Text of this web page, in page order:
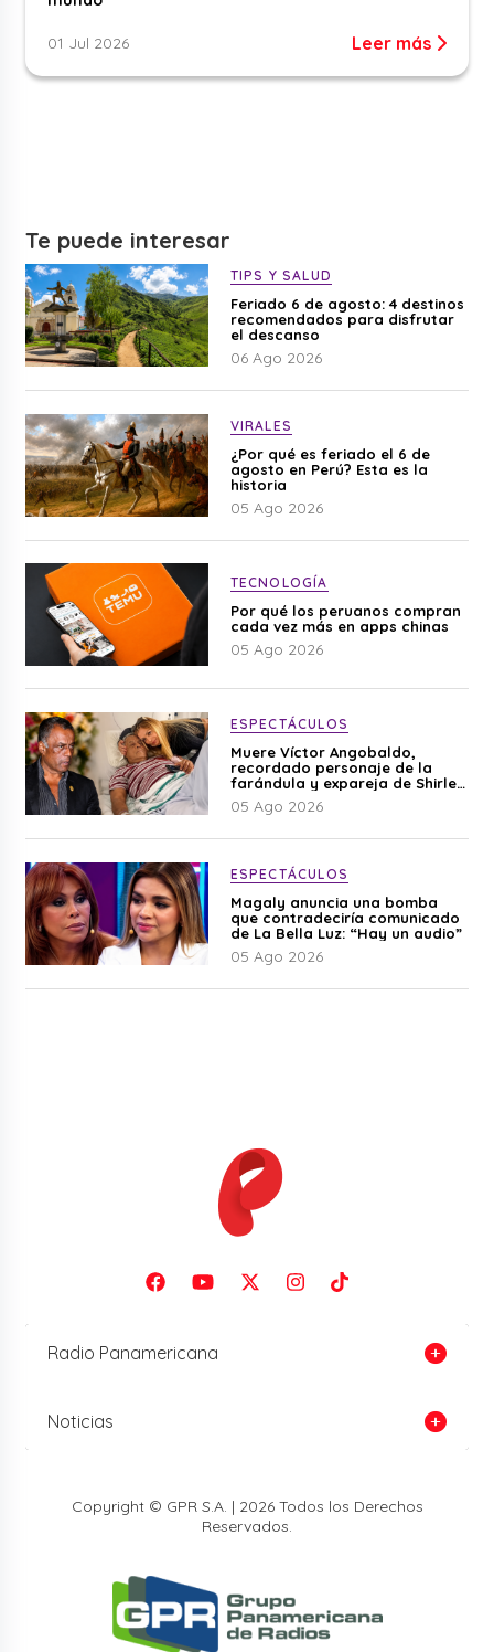
01 Jul 2026 Leer más
Te puede interesar
TIPS Y SALUD
Feriado 6 de agosto: 4 destinos
recomendados para disfrutar
el descanso
06 Ago 2026
VIRALES
¿Por qué es feriado el 6 de
agosto en Perú? Esta es la
historia
05 Ago 2026
TECNOLOGÍA
Por qué los peruanos compran
cada vez más en apps chinas
05 Ago 2026
ESPECTÁCULOS
Muere Víctor Angobaldo,
recordado personaje de la
farándula y expareja de Shirley
Cherres
05 Ago 2026
ESPECTÁCULOS
Magaly anuncia una bomba
que contradeciría comunicado
de La Bella Luz: “Hay un audio”
05 Ago 2026
Radio Panamericana
Noticias
Copyright © GPR S.A. | 2026 Todos los Derechos
Reservados.